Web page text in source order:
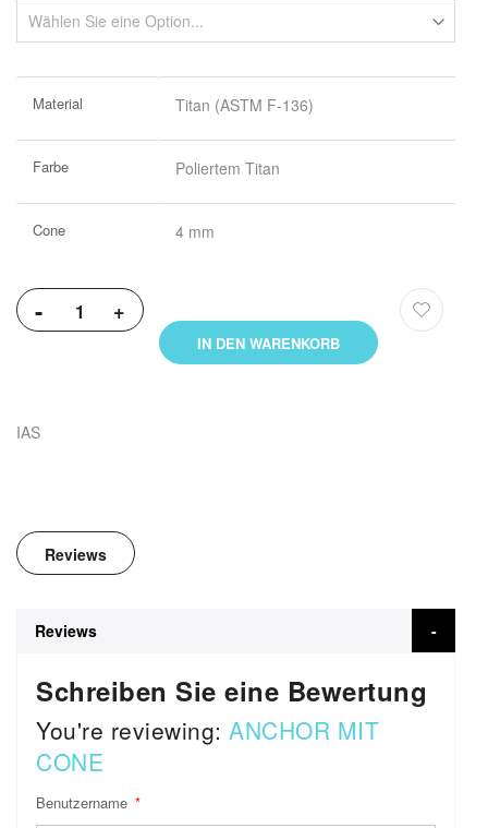
Informationen
Material Titan (ASTM F-136)
Farbe Poliertem Titan
Cone 4 mm
- +
IN DEN WARENKORB
IAS
Reviews
Reviews
Schreiben Sie eine Bewertung
You're reviewing: ANCHOR MIT
CONE
Benutzername